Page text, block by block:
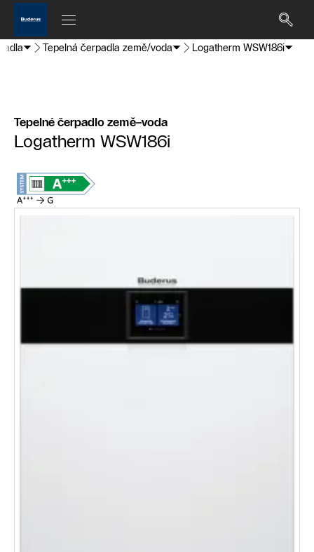
Tepelná čerpadla země/voda Logatherm WSW186i
Tepelné čerpadlo země–voda
Logatherm WSW186i